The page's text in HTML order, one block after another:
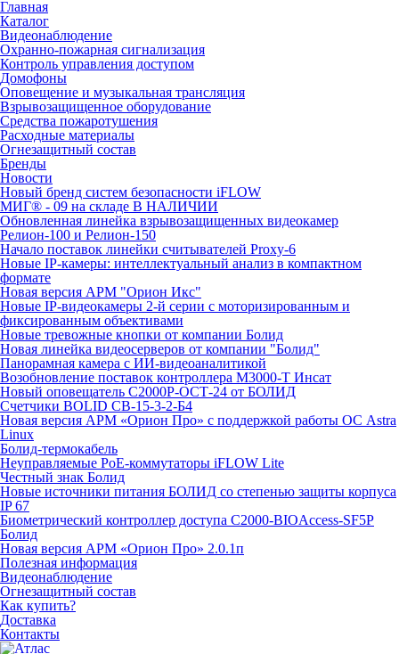
Главная
Каталог
Видеонаблюдение
Охранно-пожарная сигнализация
Контроль управления доступом
Домофоны
Оповещение и музыкальная трансляция
Взрывозащищенное оборудование
Средства пожаротушения
Расходные материалы
Огнезащитный состав
Бренды
Новости
Новый бренд систем безопасности iFLOW
МИГ® - 09 на складе В НАЛИЧИИ
Обновленная линейка взрывозащищенных видеокамер
Релион-100 и Релион-150
Начало поставок линейки считывателей Proxy-6
Новые IP-камеры: интеллектуальный анализ в компактном
формате
Новая версия АРМ "Орион Икс"
Новые IP-видеокамеры 2-й серии с моторизированным и
фиксированным объективами
Новые тревожные кнопки от компании Болид
Новая линейка видеосерверов от компании "Болид"
Панорамная камера с ИИ-видеоаналитикой
Возобновление поставок контроллера М3000-Т Инсат
Новый оповещатель С2000Р-ОСТ-24 от БОЛИД
Счетчики BOLID СВ-15-3-2-Б4
Новая версия АРМ «Орион Про» с поддержкой работы ОС Astra
Linux
Болид-термокабель
Неуправляемые PoE-коммутаторы iFLOW Lite
Честный знак Болид
Новые источники питания БОЛИД со степенью защиты корпуса
IP 67
Биометрический контроллер доступа С2000-BIOAccess-SF5P
Болид
Новая версия АРМ «Орион Про» 2.0.1п
Полезная информация
Видеонаблюдение
Огнезащитный состав
Как купить?
Доставка
Контакты